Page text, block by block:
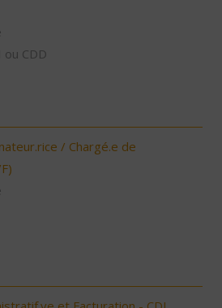
CDD
/ Chargé.e de